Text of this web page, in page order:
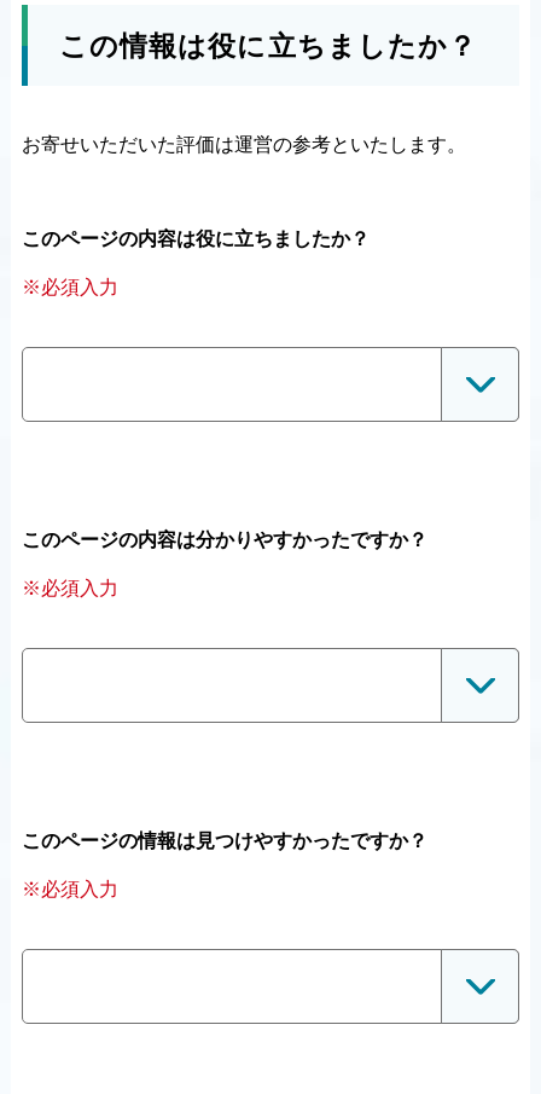
この情報は役に立ちましたか？
お寄せいただいた評価は運営の参考といたします。
このページの内容は役に立ちましたか？
※必須入力
このページの内容は分かりやすかったですか？
※必須入力
このページの情報は見つけやすかったですか？
※必須入力